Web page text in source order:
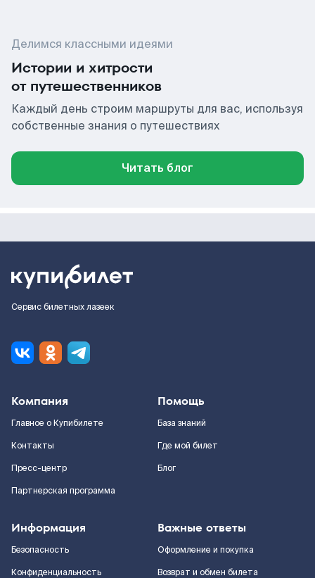
Делимся классными идеями
Истории и хитрости
от путешественников
Каждый день строим маршруты для вас, используя
собственные знания о путешествиях
Читать блог
Сервис билетных лазеек
Компания
Главное о Купибилете
Контакты
Пресс-центр
Партнерская программа
Помощь
База знаний
Где мой билет
Блог
Информация
Безопасность
Конфиденциальность
Важные ответы
Оформление и покупка
Возврат и обмен билета